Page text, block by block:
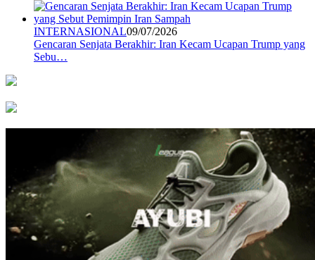
INTERNASIONAL09/07/2026
Gencaran Senjata Berakhir: Iran Kecam Ucapan Trump yang
Sebu…